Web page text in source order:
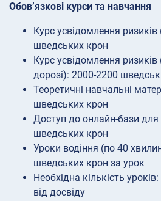
Обов’язкові курси та навчання
Курс усвідомлення ризиків
шведських крон
Курс усвідомлення
дорозі): 2000-2200
Теоретичні навчальні
шведських крон
Доступ до онлайн-бази для
шведських крон
Уроки водіння (по 40
шведських крон за урок
Необхідна кількість
від досвіду